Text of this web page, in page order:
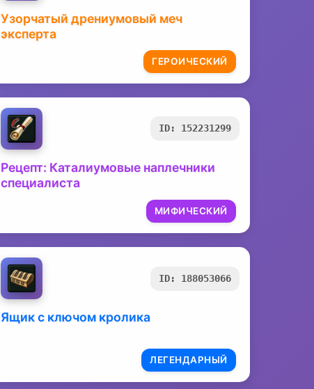
Узорчатый дрениумовый меч
эксперта
ГЕРОИЧЕСКИЙ
ID: 152231299
Рецепт: Каталиумовые наплечники
специалиста
МИФИЧЕСКИЙ
ID: 188053066
Ящик с ключом кролика
ЛЕГЕНДАРНЫЙ